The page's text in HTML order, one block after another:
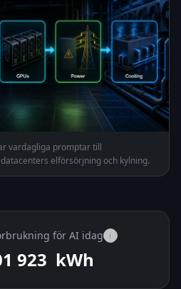
vardagliga promptar till
elförsörjning och kylning.
för AI idag i
253 kWh